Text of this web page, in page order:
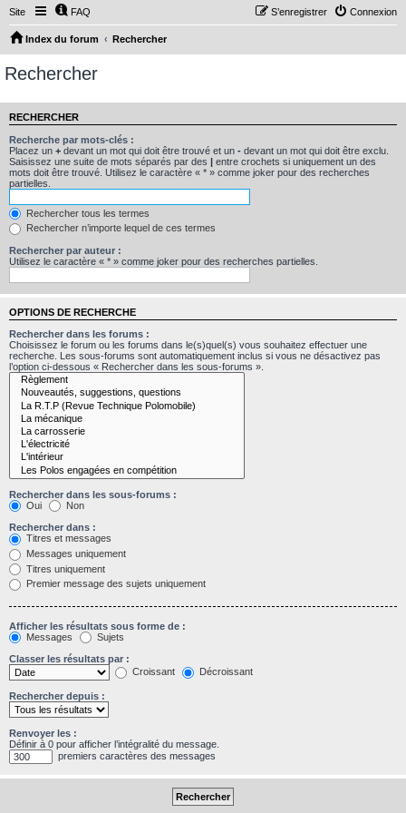
Site FAQ Connexion
S’enregistrer
Index du forum Rechercher
Rechercher
RECHERCHER
Recherche par mots-clés :
Placez un + devant un mot qui doit être trouvé et un - devant un mot qui doit être exclu.
Saisissez une suite de mots séparés par des | entre crochets si uniquement un des
mots doit être trouvé. Utilisez le caractère « * » comme joker pour des recherches
partielles.
Rechercher tous les termes
Rechercher n’importe lequel de ces termes
Rechercher par auteur :
Utilisez le caractère « * » comme joker pour des recherches partielles.
OPTIONS DE RECHERCHE
Rechercher dans les forums :
Choisissez le forum ou les forums dans le(s)quel(s) vous souhaitez effectuer une
recherche. Les sous-forums sont automatiquement inclus si vous ne désactivez pas
l’option ci-dessous « Rechercher dans les sous-forums ».
Rechercher dans les sous-forums :
Oui
Non
Rechercher dans :
Titres et messages
Messages uniquement
Titres uniquement
Premier message des sujets uniquement
Afficher les résultats sous forme de :
Messages
Sujets
Classer les résultats par :
Croissant
Décroissant
Rechercher depuis :
Renvoyer les :
Définir à 0 pour afficher l’intégralité du message.
premiers caractères des messages